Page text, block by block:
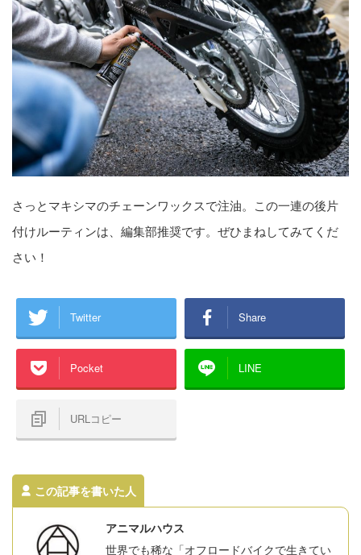
さっとマキシマのチェーンワックスで注油。この一連の後片
付けルーティンは、編集部推奨です。ぜひまねしてみてくだ
さい！
Twitter Share
Pocket LINE
URLコピー
この記事を書いた人
アニマルハウス
世界でも稀な「オフロードバイクで生きてい